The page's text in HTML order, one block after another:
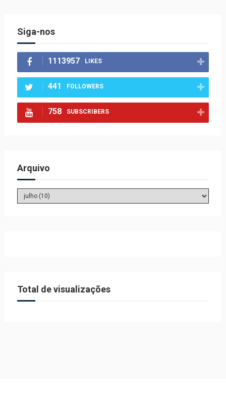
Siga-nos
1113957 LIKES
441 FOLLOWERS
758 SUBSCRIBERS
Arquivo
Total de visualizações